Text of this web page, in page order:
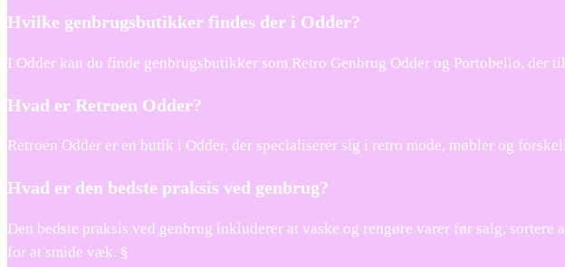
Hvilke genbrugsbutikker findes der i Odder?
I Odder kan du finde genbrugsbutikker som Retro Genbrug Odder og Portobello, der
Hvad er Retroen Odder?
Retroen Odder er en butik i Odder, der specialiserer sig i retro mode, møbler og
Hvad er den bedste praksis ved genbrug?
Den bedste praksis ved genbrug inkluderer at vaske og rengøre varer før salg,
for at smide væk. §